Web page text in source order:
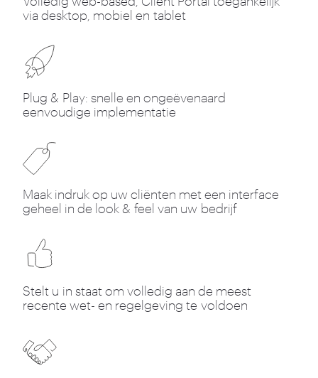
via desktop, mobiel en tablet
Plug & Play: snelle en ongeëvenaard
eenvoudige implementatie
Maak indruk op uw cliënten met een interface
geheel in de look& feel van uw bedrijf
Stelt u in staat om volledig aan de meest
recente wet- en regelgeving te voldoen